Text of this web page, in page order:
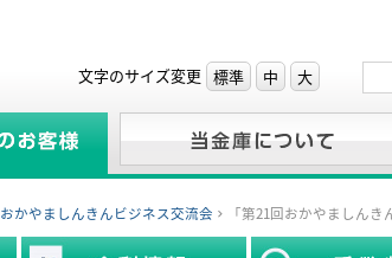
文字のサイズ変更 標準 中 大
おかやましんきんビジネス交流会 「第21回おかやましん